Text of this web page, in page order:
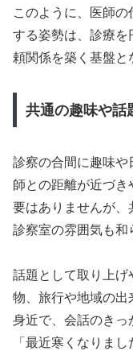
このように、医師
する姿勢は、診療を
頼関係を築く基盤と
共通の趣味や話
診察の合間に趣味や
師との距離が近づ
要はありませんが、
診察室の雰囲気も和
話題として取り上げ
物、旅行や地域の出
身近で、会話のきっ
「最近寒くなりま